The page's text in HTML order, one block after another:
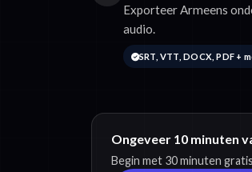
Exporteer Armeens
audio.
SRT, VTT, DOCX, PDF +
Ongeveer 10 minuten
Begin met 30 minuten